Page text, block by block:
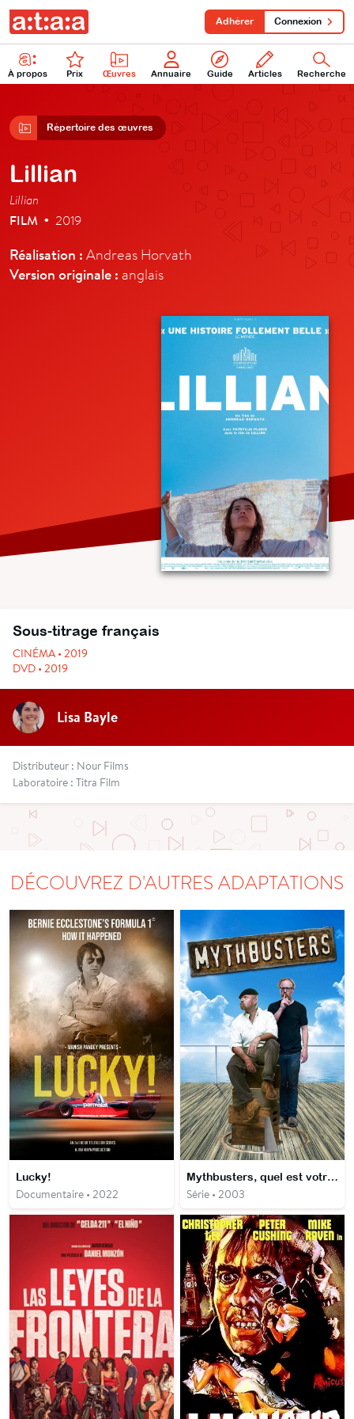
À propos Prix Œuvres Annuaire Guide Articles Recherche
Adhérer Connexion
Répertoire des œuvres
Lillian
Lillian
FILM • 2019
Réalisation : Andreas Horvath
Version originale : anglais
Sous-titrage français
CINÉMA • 2019
DVD • 2019
Lisa Bayle
Distributeur : Nour Films
Laboratoire : Titra Film
DÉCOUVREZ D'AUTRES ADAPTATIONS
Lucky!
Documentaire • 2022
Mythbusters, quel est votre problème ?
Série • 2003